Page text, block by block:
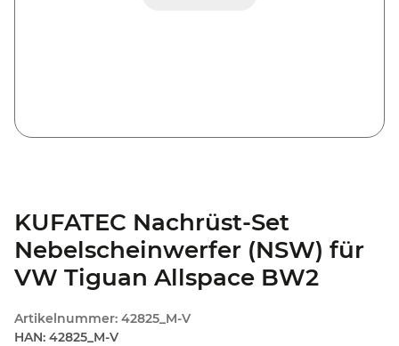
KUFATEC Nachrüst-Set
Nebelscheinwerfer (NSW) für
VW Tiguan Allspace BW2
Artikelnummer: 42825_M-V
HAN: 42825_M-V